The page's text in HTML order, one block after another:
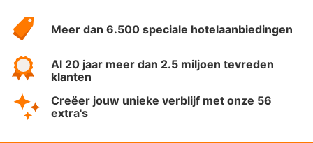
HotelSpecials
Meer dan 6.500 speciale hotelaanbiedingen
Al 20 jaar meer dan 2.5 miljoen tevreden
klanten
Creëer jouw unieke verblijf met onze 56
extra's